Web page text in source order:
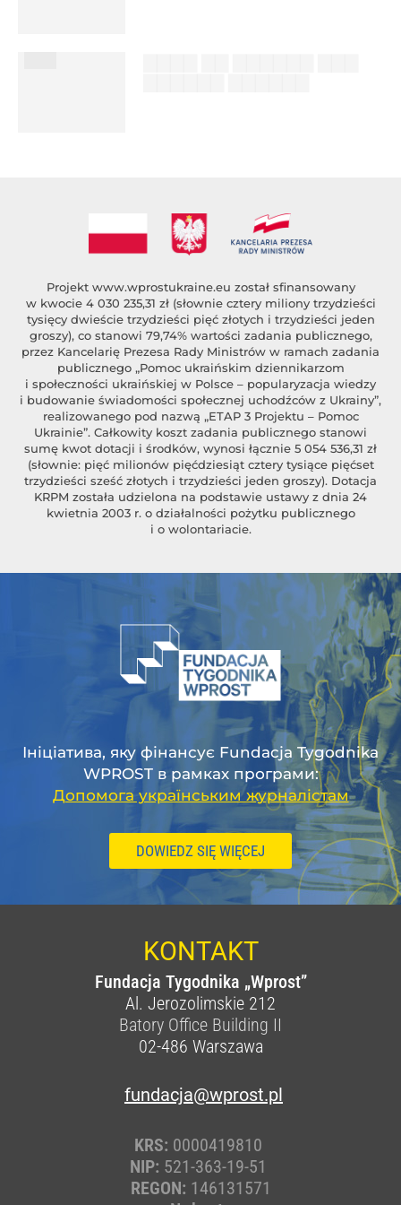
Projekt www.wprostukraine.eu został sfinansowany
w kwocie 4 030 235,31 zł (słownie cztery miliony trzydzieści
tysięcy dwieście trzydzieści pięć złotych i trzydzieści jeden
groszy), co stanowi 79,74% wartości zadania publicznego,
przez Kancelarię Prezesa Rady Ministrów w ramach zadania
publicznego „Pomoc ukraińskim dziennikarzom
i społeczności ukraińskiej w Polsce – popularyzacja wiedzy
i budowanie świadomości społecznej uchodźców z Ukrainy”,
realizowanego pod nazwą „ETAP 3 Projektu – Pomoc
Ukrainie”. Całkowity koszt zadania publicznego stanowi
sumę kwot dotacji i środków, wynosi łącznie 5 054 536,31 zł
(słownie: pięć milionów pięćdziesiąt cztery tysiące pięćset
trzydzieści sześć złotych i trzydzieści jeden groszy). Dotacja
KRPM została udzielona na podstawie ustawy z dnia 24
kwietnia 2003 r. o działalności pożytku publicznego
i o wolontariacie.
Ініціатива, яку фінансує Fundacja Tygodnika
WPROST в рамках програми:
Допомога українським журналістам
DOWIEDZ SIĘ WIĘCEJ
KONTAKT
Fundacja Tygodnika „Wprost”
Al. Jerozolimskie 212
Batory Office Building II
02-486 Warszawa
fundacja@wprost.pl
KRS: 0000419810
NIP: 521-363-19-51
REGON: 146131571